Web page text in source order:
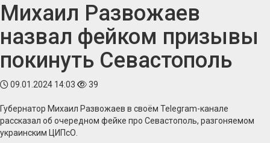
Михаил Развожаев
назвал фейком призывы
покинуть Севастополь
09.01.2024 14:03 39
Губернатор Михаил Развожаев в своём Telegram-канале
рассказал об очередном фейке про Севастополь, разгоняемом
украинским ЦИПсО.